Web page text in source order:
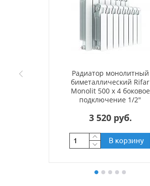
Радиатор монолитный
биметаллический Rifar
Monolit 500 x 4 боковое
подключение 1/2"
3 520 руб.
В корзину